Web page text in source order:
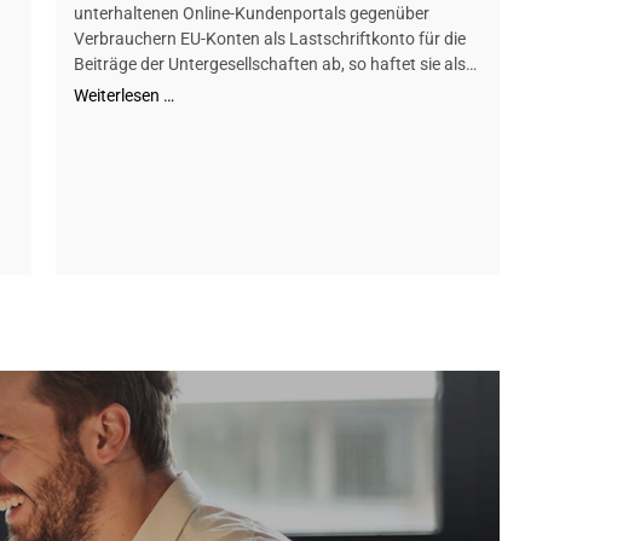
unterhaltenen Online-Kundenportals gegenüber
Verbrauchern EU-Konten als Lastschriftkonto für die
Beiträge der Untergesellschaften ab, so haftet sie als…
Weiterlesen …